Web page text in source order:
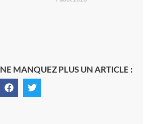
NE MANQUEZ PLUS UN ARTICLE :